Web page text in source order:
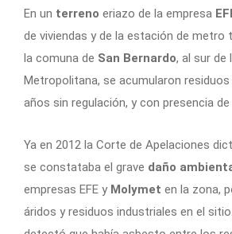
En un terreno eriazo de la empresa
de viviendas y de la estación de metro
la comuna de San Bernardo, al sur de
Metropolitana, se acumularon
años sin regulación, y con presencia de
Ya en 2012 la Corte de Apelaciones
se constataba el grave daño
empresas EFE y Molymet en la zona,
áridos y residuos industriales en el